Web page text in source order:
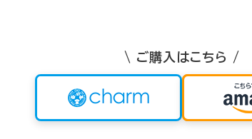
\ ご購入はこちら /